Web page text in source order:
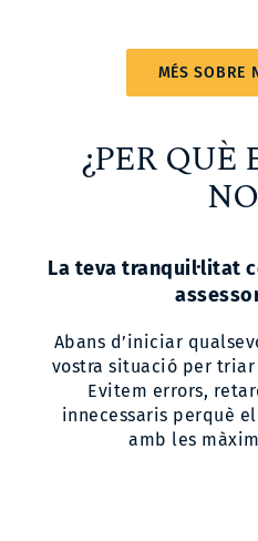
MÉS SOBRE
¿PER QUÈ
La teva tranquil·litat
Abans d’iniciar
vostra situació per
Evitem errors,
innecessaris perquè
amb les